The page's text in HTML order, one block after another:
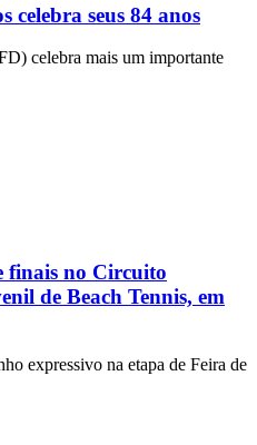
celebra seus 84 anos
celebra mais um importante
finais no Circuito
de Beach Tennis, em
expressivo na etapa de Feira de